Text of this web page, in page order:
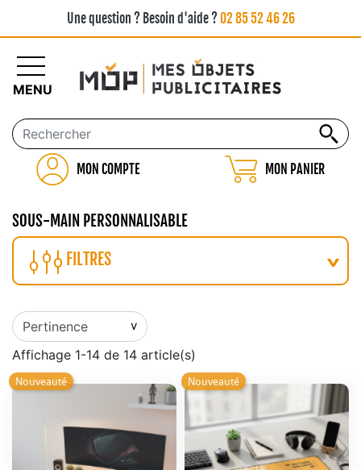
Une question ? Besoin d'aide ?02 85 52 46 26
MON COMPTE MON PANIER
MENU
SOUS-MAIN PERSONNALISABLE
FILTRES
Affichage 1-14 de 14 article(s)
Nouveauté Nouveauté